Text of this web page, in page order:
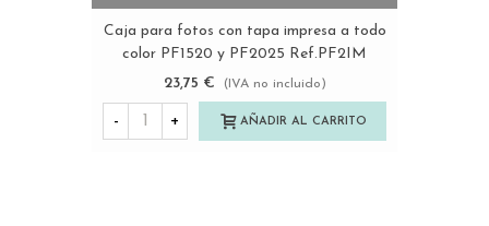
Caja para fotos con tapa impresa a todo
color PF1520 y PF2025 Ref.PF2IM
23,75 €
(IVA no incluido)
- + AÑADIR AL CARRITO